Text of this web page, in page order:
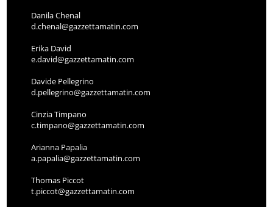
Danila Chenal
d.chenal@gazzettamatin.com
Erika David
e.david@gazzettamatin.com
Davide Pellegrino
d.pellegrino@gazzettamatin.com
Cinzia Timpano
c.timpano@gazzettamatin.com
Arianna Papalia
a.papalia@gazzettamatin.com
Thomas Piccot
t.piccot@gazzettamatin.com